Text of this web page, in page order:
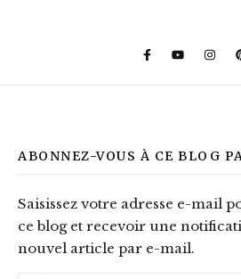
ABONNEZ-VOUS À CE BLOG
Saisissez votre adresse e-mail
ce blog et recevoir une
nouvel article par e-mail.